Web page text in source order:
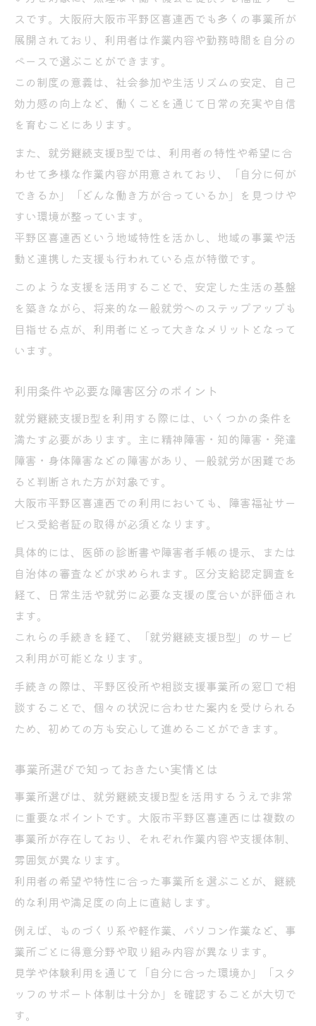
対象となる障害種別や判定基準を詳解
就労継続支援B型利用時の必要書類一覧
受給者証取得のための申請ポイント
アセスメントや支援区分申請の流れ
B型作業所見学時に確認したい書類類
A型とB型の違いと選び方を解説
就労継続支援B型とA型の違いをやさしく比
A型・B型の収益性や工賃の違いを解説
自分に合った事業所選択のポイント紹介
働き方や支援内容の違いを具体例で解説
将来的な就職を見据えた選び方のコツ
工賃や月収の実情から考えるB型の利点
就労継続支援B型の月収実態と算定方法
B型作業所で収入を増やすための工夫
生活保護とB型工賃の併用メリットとは
利用条件のポイントや申請手順を図解
就労継続支援B型申請に必要な条件まとめ
申請から利用開始までの手順をやさしく解
説
受給者証取得の流れと注意したいポイント
申請書類作成時によくある疑問と解決策
就労継続支援B型利用時の相談先を紹介
スです。大阪府大阪市平野区喜連西でも多くの事業所が
展開されており、利用者は作業内容や勤務時間を自分の
ペースで選ぶことができます。
この制度の意義は、社会参加や生活リズムの安定、自己
効力感の向上など、働くことを通じて日常の充実や自信
を育むことにあります。
また、就労継続支援B型では、利用者の特性や希望に合
わせて多様な作業内容が用意されており、「自分に何が
できるか」「どんな働き方が合っているか」を見つけや
すい環境が整っています。
平野区喜連西という地域特性を活かし、地域の事業や活
動と連携した支援も行われている点が特徴です。
このような支援を活用することで、安定した生活の基盤
を築きながら、将来的な一般就労へのステップアップも
目指せる点が、利用者にとって大きなメリットとなって
います。
利用条件や必要な障害区分のポイント
就労継続支援B型を利用する際には、いくつかの条件を
満たす必要があります。主に精神障害・知的障害・発達
障害・身体障害などの障害があり、一般就労が困難であ
ると判断された方が対象です。
大阪市平野区喜連西での利用においても、障害福祉サー
ビス受給者証の取得が必須となります。
具体的には、医師の診断書や障害者手帳の提示、または
自治体の審査などが求められます。区分支給認定調査を
経て、日常生活や就労に必要な支援の度合いが評価され
ます。
これらの手続きを経て、「就労継続支援B型」のサービ
ス利用が可能となります。
手続きの際は、平野区役所や相談支援事業所の窓口で相
談することで、個々の状況に合わせた案内を受けられる
ため、初めての方も安心して進めることができます。
事業所選びで知っておきたい実情とは
事業所選びは、就労継続支援B型を活用するうえで非常
に重要なポイントです。大阪市平野区喜連西には複数の
事業所が存在しており、それぞれ作業内容や支援体制、
雰囲気が異なります。
利用者の希望や特性に合った事業所を選ぶことが、継続
的な利用や満足度の向上に直結します。
例えば、ものづくり系や軽作業、パソコン作業など、事
業所ごとに得意分野や取り組み内容が異なります。
見学や体験利用を通じて「自分に合った環境か」「スタ
ッフのサポート体制は十分か」を確認することが大切で
す。